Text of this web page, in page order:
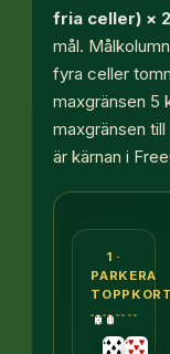
fria celler) ×
mål.
fyra celler
maxgränsen 5
maxgränsen
är kärnan i
Tre
1 ·
PARKERA